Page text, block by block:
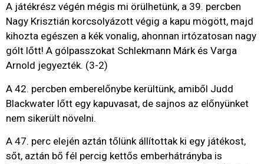
A játékrész végén mégis mi örülhetünk, a 39. percben
Nagy Krisztián korcsolyázott végig a kapu mögött, majd
kihozta egészen a kék vonalig, ahonnan irtózatosan nagy
gólt lőtt! A gólpasszokat Schlekmann Márk és Varga
Arnold jegyezték. (3-2)
A 42. percben emberelőnybe kerültünk, amiből Judd
Blackwater lőtt egy kapuvasat, de sajnos az előnyünket
nem sikerült növelni.
A 47. perc elején aztán tőlünk állítottak ki egy játékost,
sőt, aztán bő fél percig kettős emberhátrányba is